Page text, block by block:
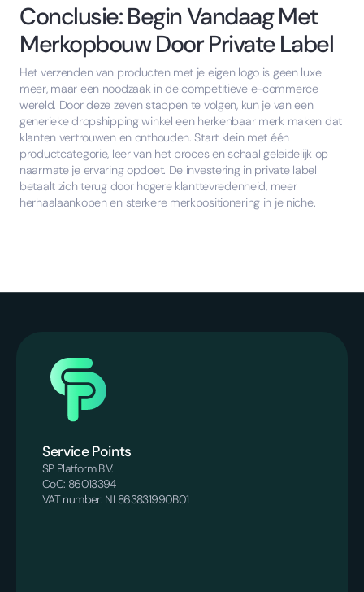
Conclusie: Begin Vandaag Met
Merkopbouw Door Private Label
Het verzenden van producten met je eigen logo is geen luxe
meer, maar een noodzaak in de competitieve e-commerce
wereld. Door deze zeven stappen te volgen, kun je van een
generieke dropshipping winkel een herkenbaar merk maken dat
klanten vertrouwen en onthouden. Start klein met één
productcategorie, leer van het proces en schaal geleidelijk op
naarmate je ervaring opdoet. De investering in private label
betaalt zich terug door hogere klanttevredenheid, meer
herhaalaankopen en sterkere merkpositionering in je niche.
Service Points
SP Platform B.V.
CoC: 86013394
VAT number: NL863831990B01